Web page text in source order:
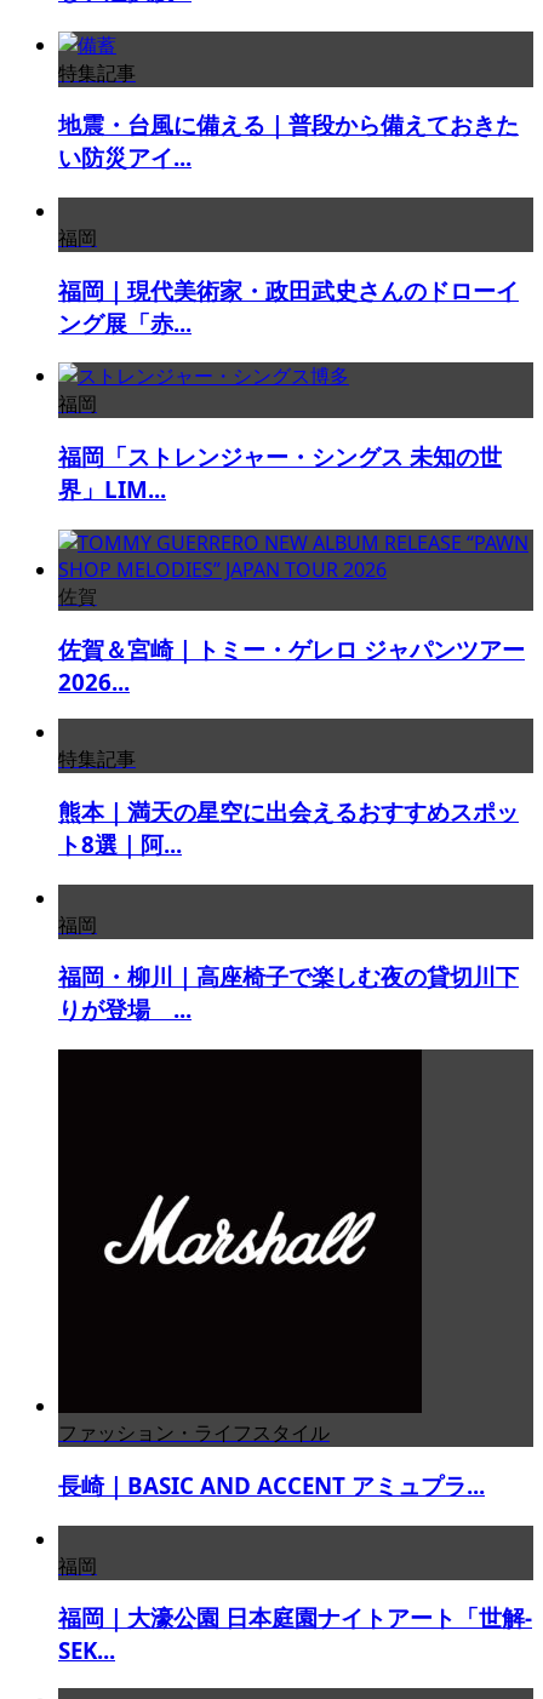
特集記事
地震・台風に備える｜普段から備えておきた
い防災アイ...
福岡
福岡｜現代美術家・政田武史さんのドローイ
ング展「赤...
福岡
福岡「ストレンジャー・シングス 未知の世
界」LIM...
佐賀
佐賀＆宮崎｜トミー・ゲレロ ジャパンツアー
2026...
特集記事
熊本｜満天の星空に出会えるおすすめスポッ
ト8選｜阿...
福岡
福岡・柳川｜高座椅子で楽しむ夜の貸切川下
りが登場 ...
ファッション・ライフスタイル
長崎｜BASIC AND ACCENT アミュプラ...
福岡
福岡｜大濠公園 日本庭園ナイトアート「世解-
SEK...